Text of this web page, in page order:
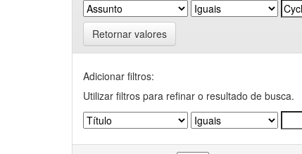
Retornar valores
Adicionar filtros:
Utilizar filtros para refinar o resultado de busca.